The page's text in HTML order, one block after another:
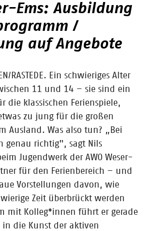
Ems: Ausbildung
/
auf Angebote
RASTEDE. Ein schwieriges Alter
11 und 14 – sie sind ein
die klassischen Ferienspiele,
zu jung für die großen
Ausland. Was also tun? „Bei
genau richtig", sagt Nils
Jugendwerk der AWO Weser-
für den Ferienbereich – und
Vorstellungen davon, wie
Zeit überbrückt werden
mit Kolleg*innen führt er gerade
in die Kunst der aktiven